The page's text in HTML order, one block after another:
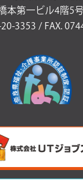
本第一ビル4階5号
20-3353 / FAX.